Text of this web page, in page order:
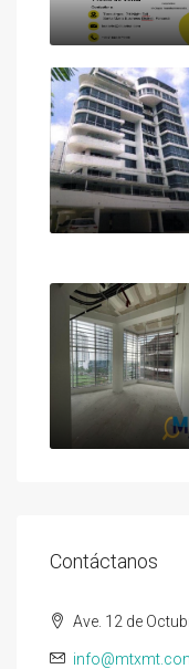
Contáctanos
Ave. 12 de